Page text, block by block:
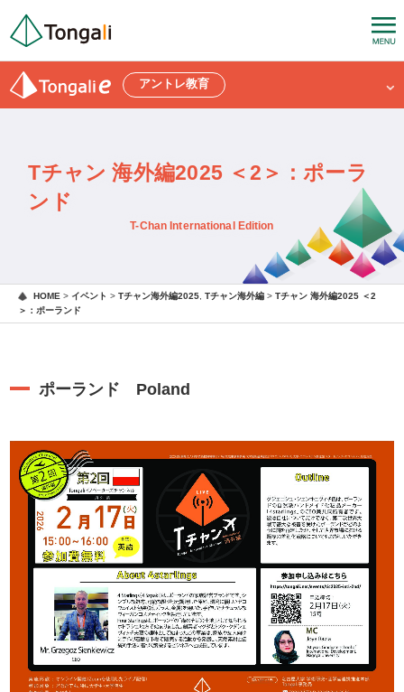
アントレ教育
Tチャン 海外編2025 ＜2＞：ポーラ
ンド
T-Chan International Edition
HOME > イベント > Tチャン海外編2025 Tチャン海外編 > Tチャン 海外編2025 ＜2
＞：ポーランド
ポーランド Poland